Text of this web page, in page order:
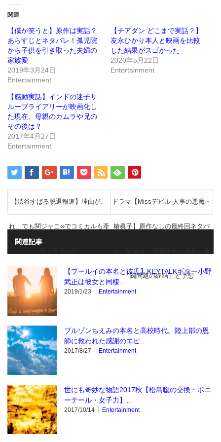
(新
し
い
ウ
ィ
ン
ド
ウ
で
開
ま
す)
ッ
ク
し
て
く
い
(新
し
ウ
ィ
ン
ド
ウ
き
ま
す)
関連
【僕が笑うと】原作は実話？
あらすじとネタバレ！孤児院
から子供を引き取った夫婦の
家族愛
2019年3月24日
Entertainment
【チアダン どこまで実話？】
友永ひかり本人と映画を比較
した結果がスゴかった
2020年5月22日
Entertainment
【感動実話】インドの迷子サ
ルーブライアリーが映画化し
た現在、母親のカムラや兄の
その後は？
2017年4月27日
Entertainment
【渋谷すばる脱退報道】理由がこ
れ…でも関ジャニ∞でコミカルも牽
ドラマ【Missデビル 人事の悪魔・
椿眞子】原作なしの最終回ネタバ
閥問題の終結」と予想
関連記事
【プールイの本名と彼氏】KEYTALKギター小野
武正は彼女と同棲…
2019/1/23 Entertainment
ブルゾンちえみの本名と高校時代。陸上部の恩
師に救われた感謝のエピ…
2017/8/27 Entertainment
世にも奇妙な物語2017秋【松島聡の交換・ポニ
ーテール・女子力】…
2017/10/14 Entertainment